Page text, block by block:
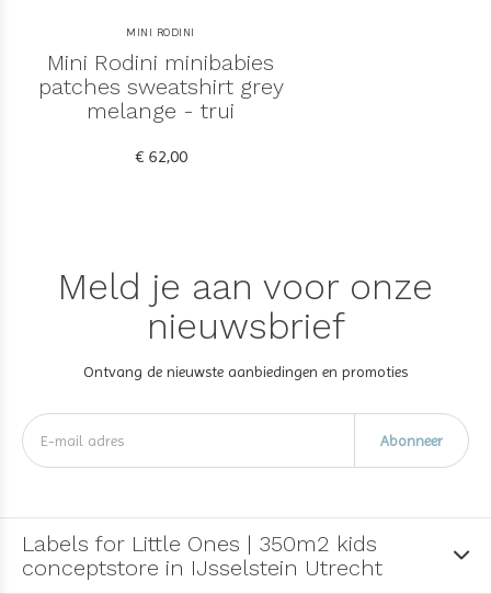
MINI RODINI
Mini Rodini minibabies
patches sweatshirt grey
melange - trui
€ 62,00
Meld je aan voor onze
nieuwsbrief
Ontvang de nieuwste aanbiedingen en promoties
Abonneer
Labels for Little Ones | 350m2 kids
conceptstore in IJsselstein Utrecht